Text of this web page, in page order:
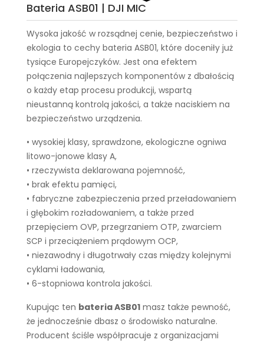
Bateria ASB01 | DJI MIC
Wysoka jakość w rozsądnej cenie, bezpieczeństwo i
ekologia to cechy bateria ASB01, które doceniły już
tysiące Europejczyków. Jest ona efektem
połączenia najlepszych komponentów z dbałością
o każdy etap procesu produkcji, wspartą
nieustanną kontrolą jakości, a także naciskiem na
bezpieczeństwo urządzenia.
• wysokiej klasy, sprawdzone, ekologiczne ogniwa
litowo-jonowe klasy A,
• rzeczywista deklarowana pojemność,
• brak efektu pamięci,
• fabryczne zabezpieczenia przed przeładowaniem
i głębokim rozładowaniem, a także przed
przepięciem OVP, przegrzaniem OTP, zwarciem
SCP i przeciążeniem prądowym OCP,
• niezawodny i długotrwały czas między kolejnymi
cyklami ładowania,
• 6-stopniowa kontrola jakości.
Kupując ten bateria ASB01 masz także pewność,
że jednocześnie dbasz o środowisko naturalne.
Producent ściśle współpracuje z organizacjami